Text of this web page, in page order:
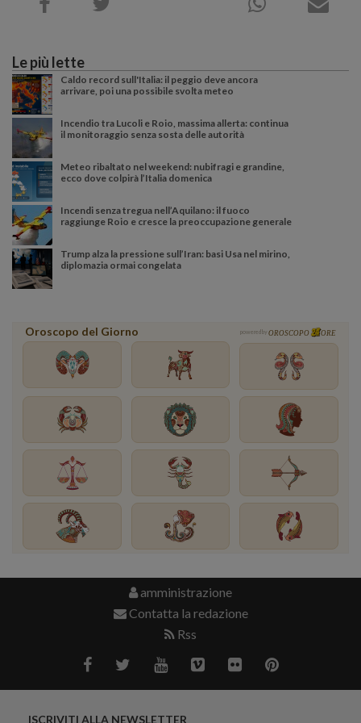
Le più lette
Caldo record sull'Italia: il peggio deve ancora
arrivare, poi una possibile svolta meteo
Incendio tra Lucoli e Roio, massima allerta: continua
il monitoraggio senza sosta delle autorità
Meteo ribaltato nel weekend: nubifragi e grandine,
ecco dove colpirà l’Italia domenica
Incendi senza tregua nell’Aquilano: il fuoco
raggiunge Roio e cresce la preoccupazione generale
Trump alza la pressione sull’Iran: basi Usa nel mirino,
diplomazia ormai congelata
Oroscopo del Giorno powered by OROSCOPO ORE
amministrazione
Contatta la redazione
Rss
ISCRIVITI ALLA NEWSLETTER